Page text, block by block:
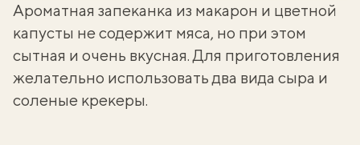
Ароматная запеканка из макарон и цветной
капусты не содержит мяса, но при этом
сытная и очень вкусная. Для приготовления
желательно использовать два вида сыра и
соленые крекеры.